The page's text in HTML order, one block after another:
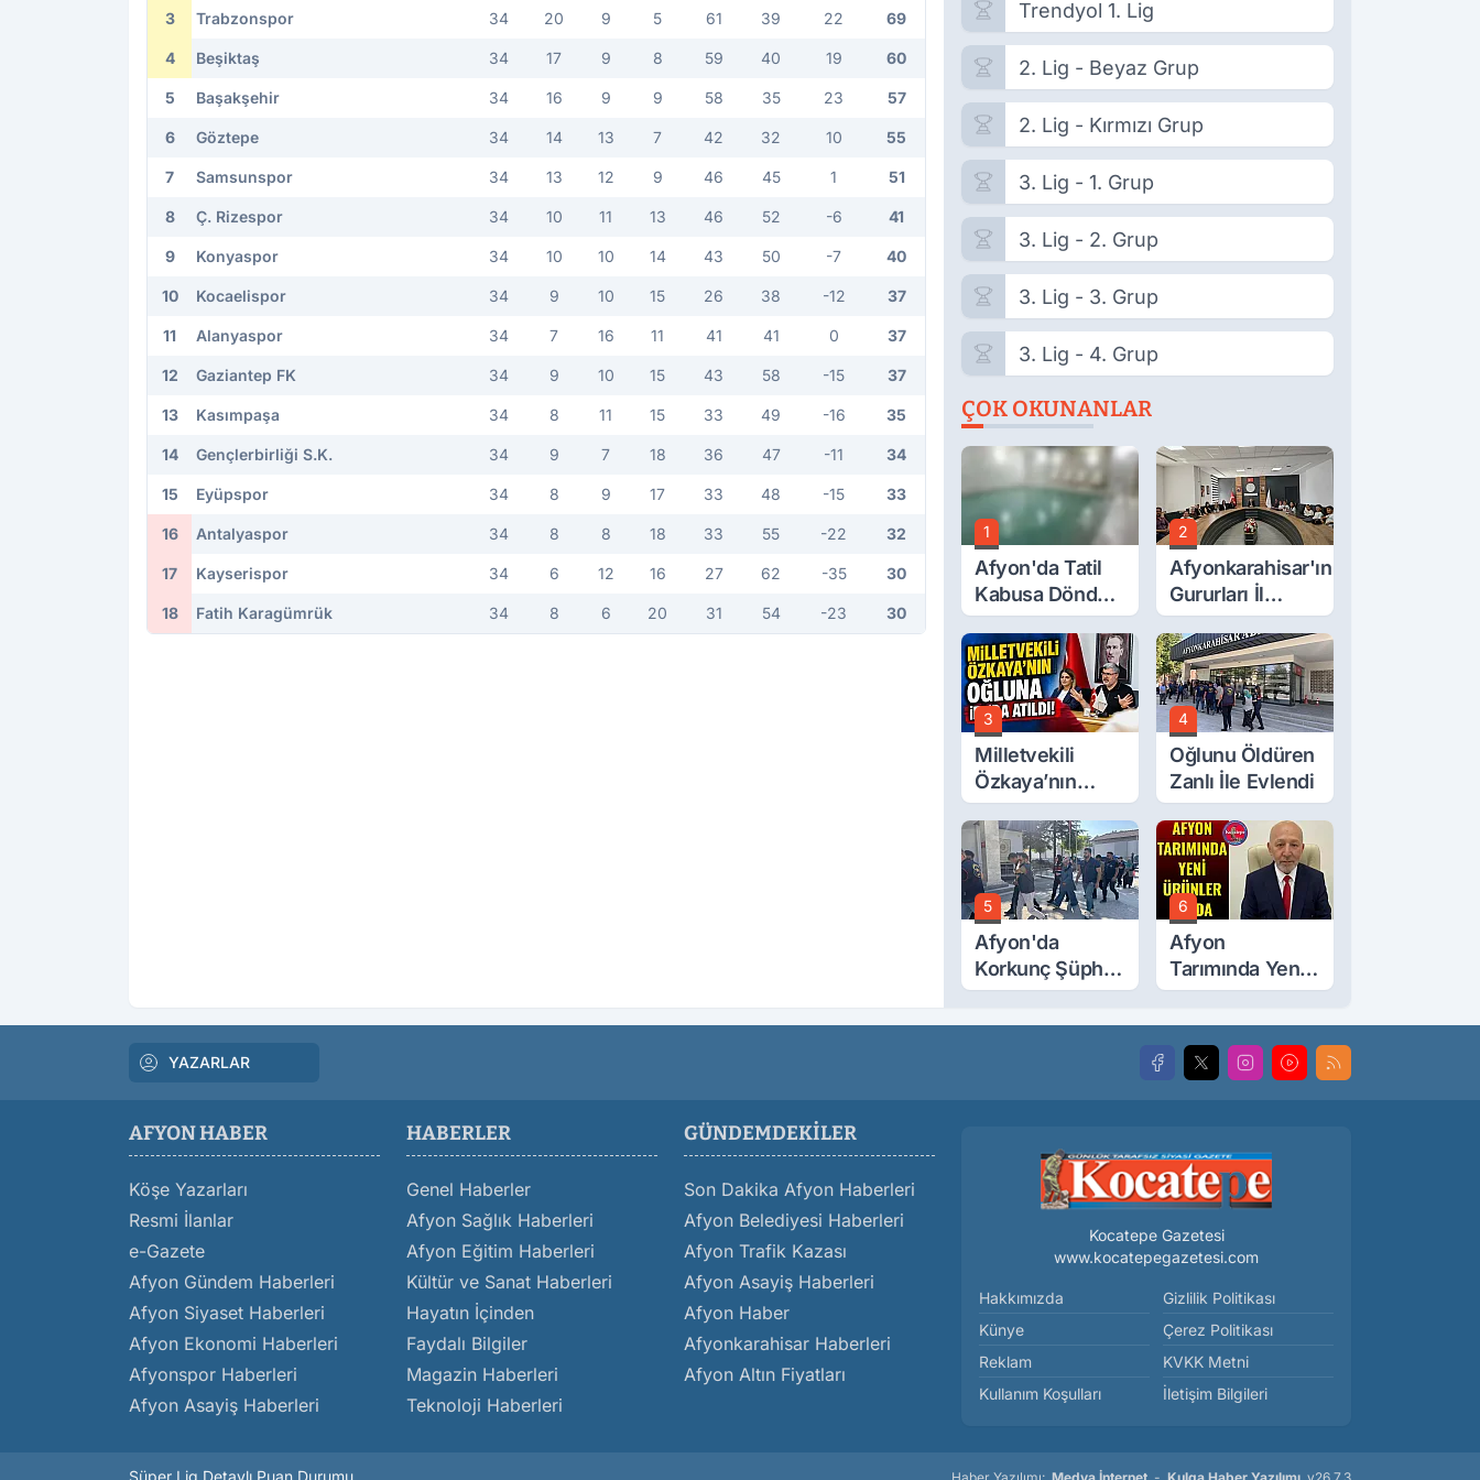
3 Trabzonspor 34 20 9 5 61 39 22 69
4 Beşiktaş 34 17 9 8 59 40 19 60
5 Başakşehir 34 16 9 9 58 35 23 57
6 Göztepe 34 14 13 7 42 32 10 55
7 Samsunspor 34 13 12 9 46 45 1 51
8 Ç. Rizespor 34 10 11 13 46 52 -6 41
9 Konyaspor 34 10 10 14 43 50 -7 40
10 Kocaelispor 34 9 10 15 26 38 -12 37
11 Alanyaspor 34 7 16 11 41 41 0 37
12 Gaziantep FK 34 9 10 15 43 58 -15 37
13 Kasımpaşa 34 8 11 15 33 49 -16 35
14 Gençlerbirliği S.K. 34 9 7 18 36 47 -11 34
15 Eyüpspor 34 8 9 17 33 48 -15 33
16 Antalyaspor 34 8 8 18 33 55 -22 32
17 Kayserispor 34 6 12 16 27 62 -35 30
18 Fatih Karagümrük 34 8 6 20 31 54 -23 30
Trendyol 1. Lig
2. Lig - Beyaz Grup
2. Lig - Kırmızı Grup
3. Lig - 1. Grup
3. Lig - 2. Grup
3. Lig - 3. Grup
3. Lig - 4. Grup
ÇOK OKUNANLAR
1
Afyon'da Tatil
Kabusa Döndü,
Acı Son!
2
Afyonkarahisar'ın
Gururları İl
Müdürüyle
Buluştu
3
Milletvekili
Özkaya’nın
Oğluna İftira
Atıldı
4
Oğlunu Öldüren
Zanlı İle Evlendi
5
Afyon'da
Korkunç Şüphe!
Düştü Mü,
Öldürüldü Mü!
6
Afyon
Tarımında Yeni
Ürünler Yolda
YAZARLAR
AFYON HABER
Köşe Yazarları
Resmi İlanlar
e-Gazete
Afyon Gündem Haberleri
Afyon Siyaset Haberleri
Afyon Ekonomi Haberleri
Afyonspor Haberleri
Afyon Asayiş Haberleri
HABERLER
Genel Haberler
Afyon Sağlık Haberleri
Afyon Eğitim Haberleri
Kültür ve Sanat Haberleri
Hayatın İçinden
Faydalı Bilgiler
Magazin Haberleri
Teknoloji Haberleri
GÜNDEMDEKILER
Son Dakika Afyon Haberleri
Afyon Belediyesi Haberleri
Afyon Trafik Kazası
Afyon Asayiş Haberleri
Afyon Haber
Afyonkarahisar Haberleri
Afyon Altın Fiyatları
Kocatepe Gazetesi
www.kocatepegazetesi.com
Hakkımızda
Künye
Reklam
Kullanım Koşulları
Gizlilik Politikası
Çerez Politikası
KVKK Metni
İletişim Bilgileri